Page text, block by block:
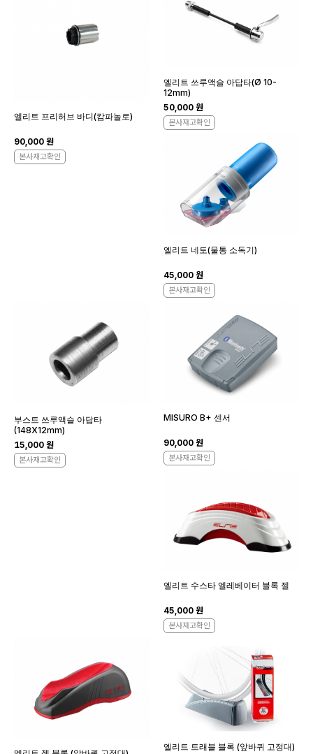
엘리트 프리허브 바디(캄파놀로)
90,000 원
본사재고확인
엘리트 쓰루액슬 아답타(Ø 10-
12mm)
50,000 원
본사재고확인
엘리트 네토(물통 소독기)
45,000 원
본사재고확인
부스트 쓰루액슬 아답타
(148X12mm)
15,000 원
본사재고확인
MISURO B+ 센서
90,000 원
본사재고확인
엘리트 수스타 엘레베이터 블록 젤
45,000 원
본사재고확인
엘리트 트래블 블록 (앞바퀴 고정대)